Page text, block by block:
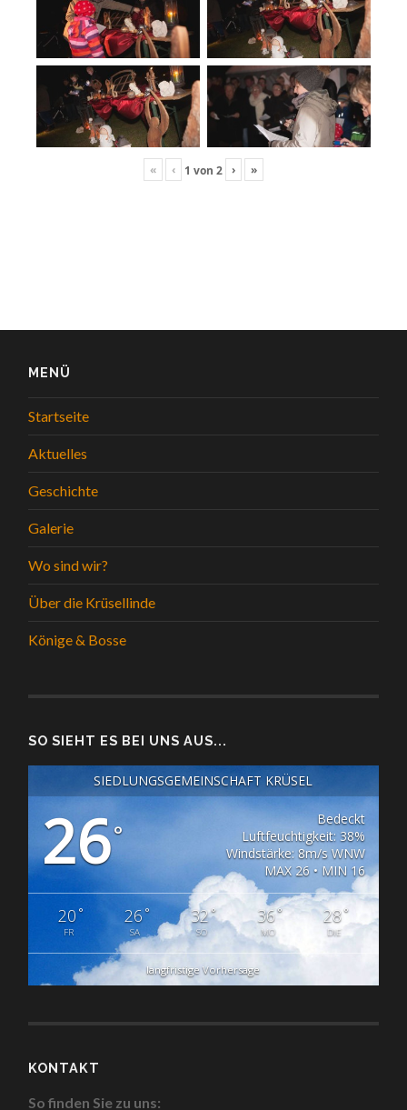
« ‹ 1 von 2 › »
MENÜ
Startseite
Aktuelles
Geschichte
Galerie
Wo sind wir?
Über die Krüsellinde
Könige & Bosse
SO SIEHT ES BEI UNS AUS...
SIEDLUNGSGEMEINSCHAFT KRÜSEL
26°
Bedeckt
Luftfeuchtigkeit: 38%
Windstärke: 8m/s WNW
MAX 26 • MIN 16
20°
FR
26°
SA
32°
SO
36°
MO
28°
DIE
langfristige Vorhersage
KONTAKT
So finden Sie zu uns: